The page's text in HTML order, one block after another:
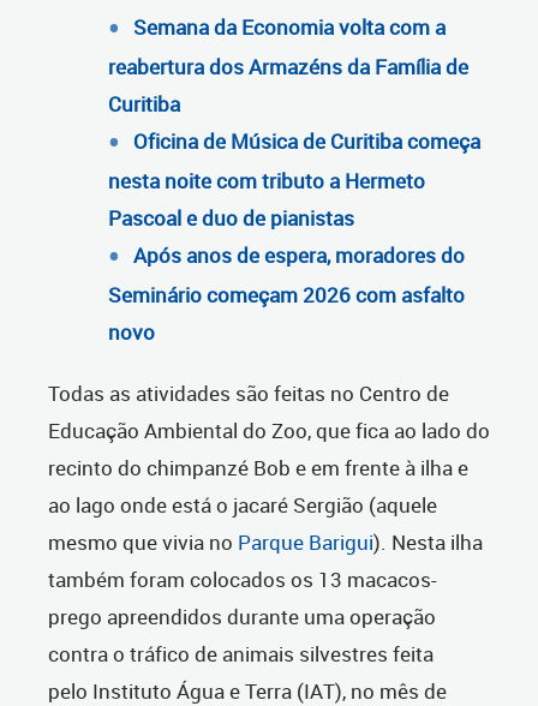
Semana da Economia volta com a
reabertura dos Armazéns da Família de
Curitiba
Oficina de Música de Curitiba começa
nesta noite com tributo a Hermeto
Pascoal e duo de pianistas
Após anos de espera, moradores do
Seminário começam 2026 com asfalto
novo
Todas as atividades são feitas no Centro de
Educação Ambiental do Zoo, que fica ao lado do
recinto do chimpanzé Bob e em frente à ilha e
ao lago onde está o jacaré Sergião (aquele
mesmo que vivia no Parque Barigui). Nesta ilha
também foram colocados os 13 macacos-
prego apreendidos durante uma operação
contra o tráfico de animais silvestres feita
pelo Instituto Água e Terra (IAT), no mês de